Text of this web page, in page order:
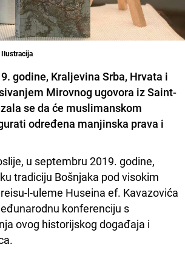
Ilustracija
godine, Kraljevina Srba, Hrvata i
Mirovnog ugovora iz Saint-
se da će muslimanskom
određena manjinska prava i
u septembru 2019. godine,
tradiciju Bošnjaka pod visokim
l-uleme Huseina ef. Kavazovića
konferenciju s
ovog historijskog događaja i